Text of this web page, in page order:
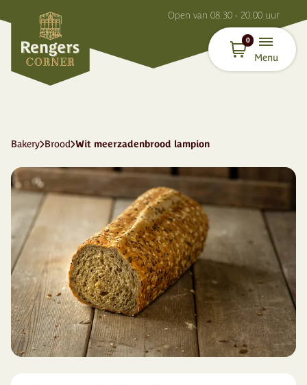
Open van 08:30 - 20:00 uur
0
Menu
Bakery Brood Wit meerzadenbrood lampion